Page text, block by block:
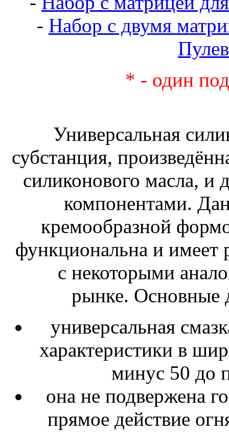
- Набор с двумя
* - один
Универсальная
субстанция,
силиконового масла,
компонентами.
кремообразной
функциональна и
с некоторыми
рынке. Основные
универсальная
характеристики в
минус 50 до
она не подвержена
прямое действие